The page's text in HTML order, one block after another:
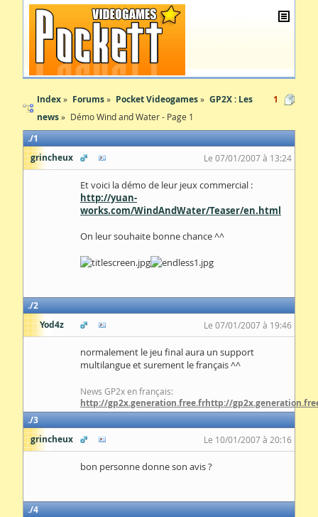
Index Forums Pocket Videogames
GP2X : Les
news
Démo Wind and Water - Page 1
1
1
grincheux
Le 07/01/2007 à 13:24
Et voici la démo de leur jeux commercial :
http://yuan-
works.com/WindAndWater/Teaser/en.html
On leur souhaite bonne chance ^^
2
Yod4z
Le 07/01/2007 à 19:46
normalement le jeu final aura un support
multilangue et surement le français ^^
News GP2x en français:
http://gp2x.generation.free.frhttp://
3
grincheux
Le 10/01/2007 à 20:16
bon personne donne son avis ?
4